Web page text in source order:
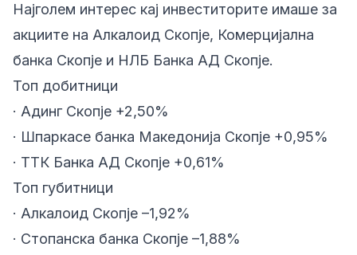
Најголем интерес кај инвеститорите имаше за
акциите на Алкалоид Скопје, Комерцијална
банка Скопје и НЛБ Банка АД Скопје.
Топ добитници
· Адинг Скопје +2,50%
· Шпаркасе банка Македонија Скопје +0,95%
· ТТК Банка АД Скопје +0,61%
Топ губитници
· Алкалоид Скопје –1,92%
· Стопанска банка Скопје –1,88%